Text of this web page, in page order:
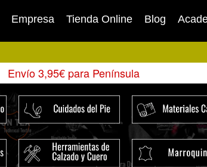
Empresa Tienda Online Blog
Envío 3,95€ para Península